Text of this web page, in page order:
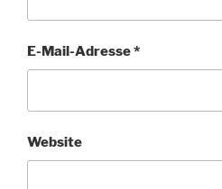
E-Mail-Adresse*
Website